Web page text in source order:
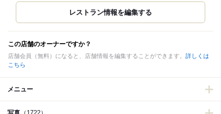
この店舗のオーナーですか？
店舗会員（無料）になると、店舗情報を編集することができます。 詳しくは
こちら
メニュー